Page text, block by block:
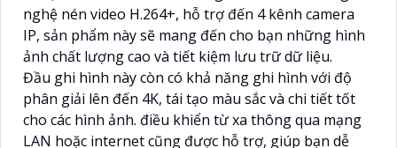
nghệ nén video H.264+, hỗ trợ đến 4 kênh camera
IP, sản phẩm này sẽ mang đến cho bạn những hình
ảnh chất lượng cao và tiết kiệm lưu trữ dữ liệu.
Đầu ghi hình này còn có khả năng ghi hình với độ
phân giải lên đến 4K, tái tạo màu sắc và chi tiết tốt
cho các hình ảnh. điều khiển từ xa thông qua mạng
LAN hoặc internet cũng được hỗ trợ, giúp bạn dễ